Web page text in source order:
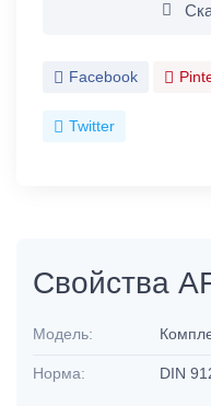
Facebook
Twitter
Свойства
Модель:
Норма: DIN